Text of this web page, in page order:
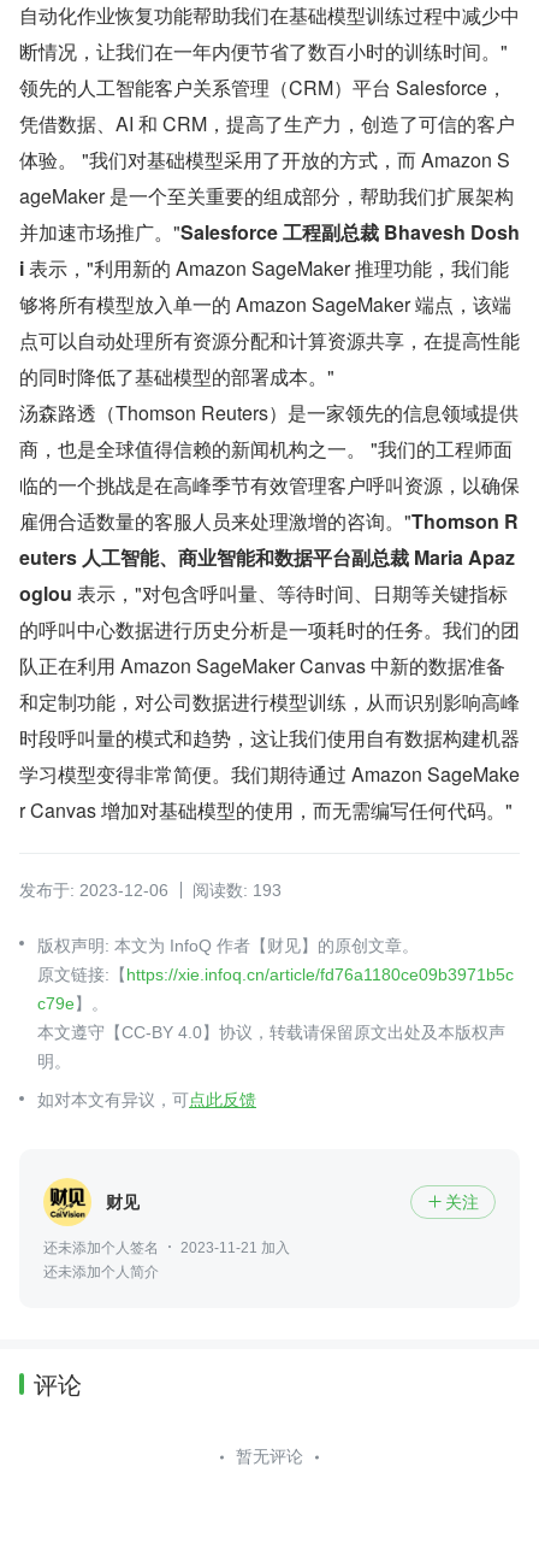
自动化作业恢复功能帮助我们在基础模型训练过程中减少中
断情况，让我们在一年内便节省了数百小时的训练时间。"
领先的人工智能客户关系管理（CRM）平台 Salesforce，
凭借数据、AI 和 CRM，提高了生产力，创造了可信的客户
体验。 "我们对基础模型采用了开放的方式，而 Amazon S
ageMaker 是一个至关重要的组成部分，帮助我们扩展架构
并加速市场推广。"Salesforce 工程副总裁 Bhavesh Dosh
i 表示，"利用新的 Amazon SageMaker 推理功能，我们能
够将所有模型放入单一的 Amazon SageMaker 端点，该端
点可以自动处理所有资源分配和计算资源共享，在提高性能
的同时降低了基础模型的部署成本。"
汤森路透（Thomson Reuters）是一家领先的信息领域提供
商，也是全球值得信赖的新闻机构之一。 "我们的工程师面
临的一个挑战是在高峰季节有效管理客户呼叫资源，以确保
雇佣合适数量的客服人员来处理激增的咨询。"Thomson R
euters 人工智能、商业智能和数据平台副总裁 Maria Apaz
oglou 表示，"对包含呼叫量、等待时间、日期等关键指标
的呼叫中心数据进行历史分析是一项耗时的任务。我们的团
队正在利用 Amazon SageMaker Canvas 中新的数据准备
和定制功能，对公司数据进行模型训练，从而识别影响高峰
时段呼叫量的模式和趋势，这让我们使用自有数据构建机器
学习模型变得非常简便。我们期待通过 Amazon SageMake
r Canvas 增加对基础模型的使用，而无需编写任何代码。"
发布于: 2023-12-06 阅读数: 193
版权声明: 本文为 InfoQ 作者【财见】的原创文章。
原文链接:【https://xie.infoq.cn/article/fd76a1180ce09b3971b5c
c79e】。
本文遵守【CC-BY 4.0】协议，转载请保留原文出处及本版权声
明。
如对本文有异议，可点此反馈
财见  关注
还未添加个人签名
2023-11-21 加入
还未添加个人简介
评论
暂无评论